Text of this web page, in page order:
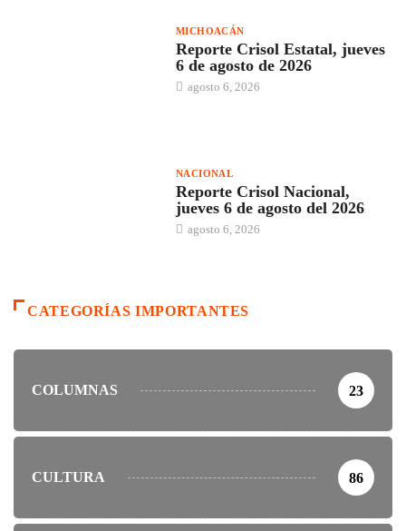
MICHOACÁN
Reporte Crisol Estatal, jueves
6 de agosto de 2026
agosto 6, 2026
NACIONAL
Reporte Crisol Nacional,
jueves 6 de agosto del 2026
agosto 6, 2026
CATEGORÍAS IMPORTANTES
COLUMNAS 23
CULTURA 86